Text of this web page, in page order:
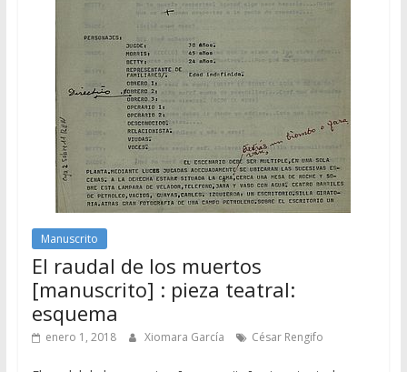
Manuscrito
El raudal de los muertos
[manuscrito] : pieza teatral:
esquema
enero 1, 2018 Xiomara García César Rengifo